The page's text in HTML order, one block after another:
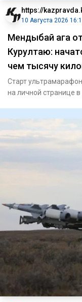
https://
10 Августа 2026
Мендыбай ага
Курултаю:
чем тысячу
Старт
на личной странице